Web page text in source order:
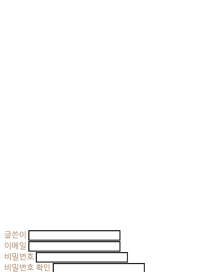
글쓴이
이메일
비밀번호
비밀번호 확인